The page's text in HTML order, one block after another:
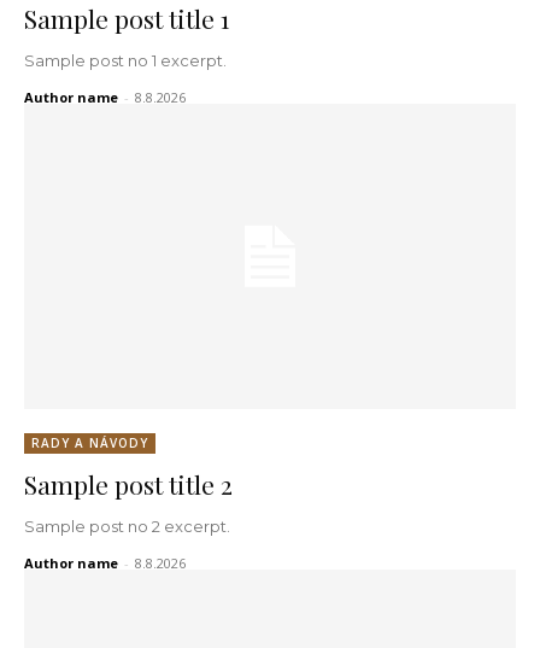
Sample post title 1
Sample post no 1 excerpt.
Author name - 8.8.2026
RADY A NÁVODY
Sample post title 2
Sample post no 2 excerpt.
Author name - 8.8.2026